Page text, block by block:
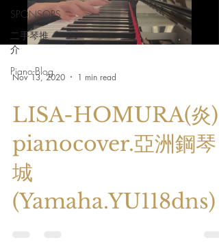
SPONSORS
二手琴推
介
Piano-Blog
Nov 13, 2020 1 min read
LISA-HOMURA(炎)
pianocover.亞洲鋼琴
城
(Yamaha.YU118dns)